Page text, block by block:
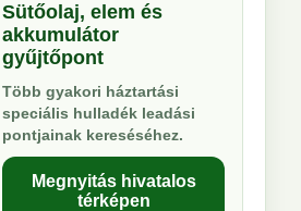
Sütőolaj, elem és
akkumulátor
gyűjtőpont
Több gyakori háztartási
speciális hulladék leadási
pontjainak kereséséhez.
Megnyitás hivatalos
térképen